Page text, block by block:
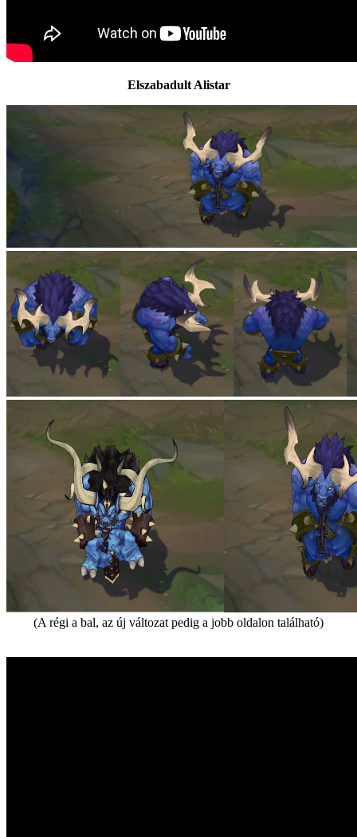
Elszabadult Alistar
(A régi a bal, az új változat pedig a jobb oldalon található)